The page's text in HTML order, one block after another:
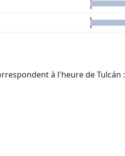
à l'heure de Tulcán :